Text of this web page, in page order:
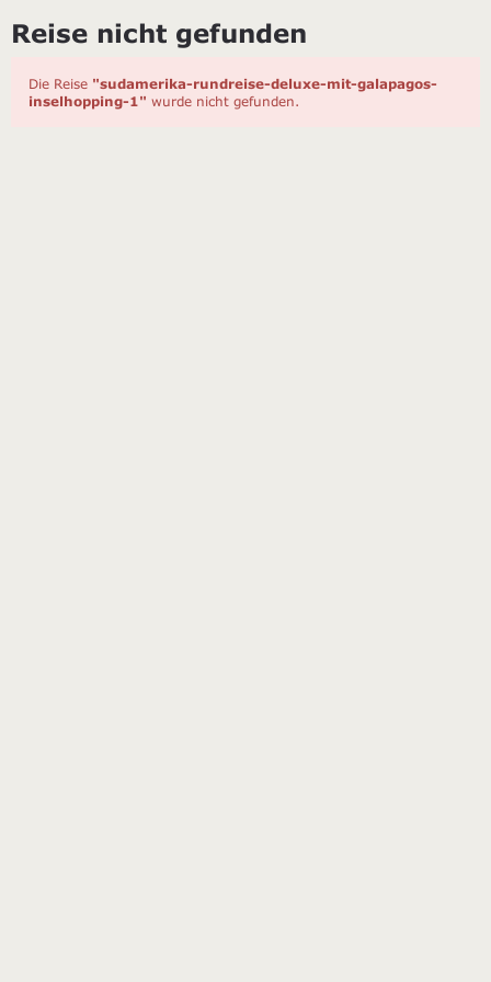
Reise nicht gefunden
Die Reise "sudamerika-rundreise-deluxe-mit-galapagos-
inselhopping-1" wurde nicht gefunden.